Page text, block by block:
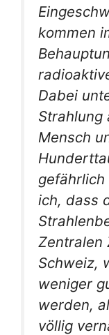
kommen
Dabei
Strahlung
Mensch
gefährlich
ich, dass
Zentralen
Schweiz,
weniger
werden,
völlig